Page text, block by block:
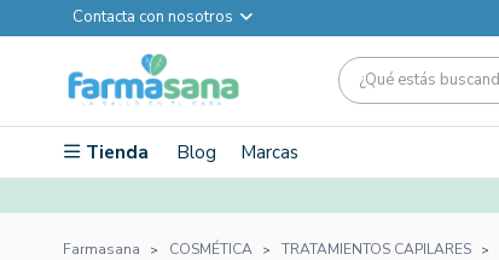
Contacta con nosotros
Tienda Blog Marcas
Farmasana COSMÉTICA TRATAMIENTOS CAPILARES